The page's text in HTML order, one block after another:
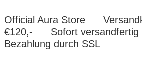
Official Aura Store
€120,- Sofort
Bezahlung durch SSL